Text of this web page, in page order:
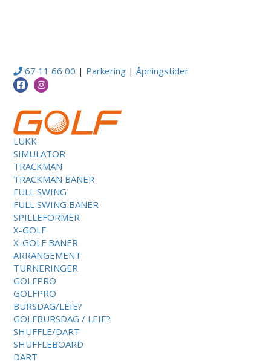
67 11 66 00 | Parkering |Åpningstider
LUKK
SIMULATOR
TRACKMAN
TRACKMAN BANER
FULL SWING
FULL SWING BANER
SPILLEFORMER
X-GOLF
X-GOLF BANER
ARRANGEMENT
TURNERINGER
GOLFPRO
GOLFPRO
BURSDAG/LEIE?
GOLFBURSDAG / LEIE?
SHUFFLE/DART
SHUFFLEBOARD
DART